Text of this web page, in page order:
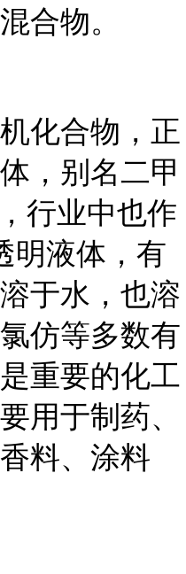
合物。
化合物，正
，别名二甲
行业中也作
明液体，有
于水，也溶
仿等多数有
重要的化工
用于制药、
料、涂料